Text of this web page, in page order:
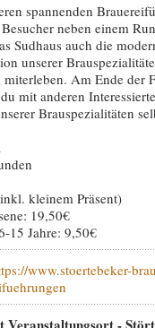
spannenden
neben einem
Sudhaus auch die
unserer
miterleben. Am Ende der
mit anderen
Brauspezialitäten
kleinem Präsent)
19,50€
15 Jahre: 9,50€
www.stoertebeker-